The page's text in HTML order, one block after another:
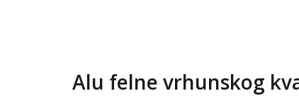
Alu felne vrhunskog